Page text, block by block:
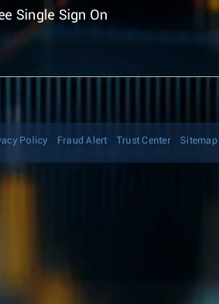
Single Sign On
Policy Fraud Alert Trust Center Sitemap